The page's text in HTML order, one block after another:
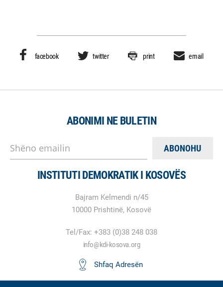
facebook twitter print email
ABONIMI NE BULETIN
Shëno emailin
INSTITUTI DEMOKRATIK I KOSOVËS
Bajram Kelmendi n/45
10000 Prishtinë, Kosovë
Tel/Fax: +383 (0)38 248 038
info@kdi-kosova.org
Shfaq Adresën